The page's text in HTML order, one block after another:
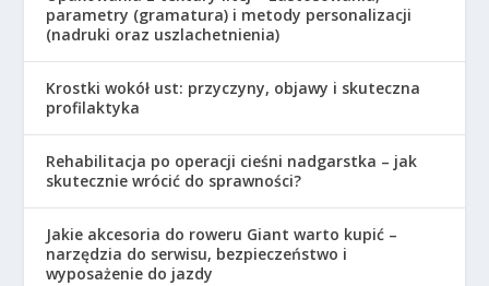
parametry (gramatura) i metody personalizacji
(nadruki oraz uszlachetnienia)
Krostki wokół ust: przyczyny, objawy i skuteczna
profilaktyka
Rehabilitacja po operacji cieśni nadgarstka – jak
skutecznie wrócić do sprawności?
Jakie akcesoria do roweru Giant warto kupić –
narzędzia do serwisu, bezpieczeństwo i
wyposażenie do jazdy